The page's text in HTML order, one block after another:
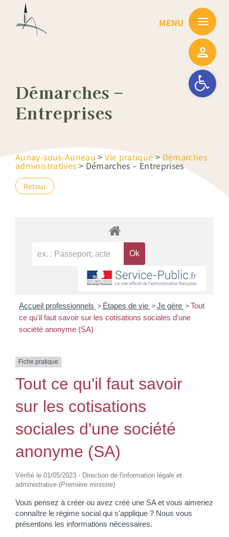
Ouvrir la
Démarches –
Entreprises
Aunay-sous-Auneau >Vie pratique>Démarches
administratives > Démarches – Entreprises
Retour
Accueil professionnels > Étapes de vie > Je gère > Tout
ce qu'il faut savoir sur les cotisations sociales d'une
société anonyme (SA)
Fiche pratique
Tout ce qu'il faut savoir
sur les cotisations
sociales d'une société
anonyme (SA)
Vérifié le 01/05/2023 - Direction de l'information légale et
administrative (Première ministre)
Vous pensez à créer ou avez créé une SA et vous aimeriez
connaître le régime social qui s'applique ? Nous vous
présentons les informations nécessaires.